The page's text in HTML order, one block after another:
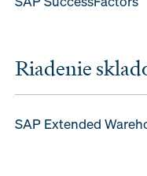
Riadenie
SAP Extended